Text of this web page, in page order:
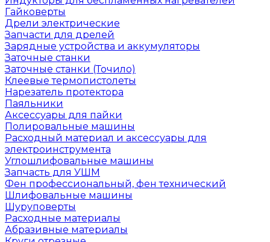
Гайковерты
Дрели электрические
Запчасти для дрелей
Зарядные устройства и аккумуляторы
Заточные станки
Заточные станки (Точило)
Клеевые термопистолеты
Нарезатель протектора
Паяльники
Аксессуары для пайки
Полировальные машины
Расходный материал и аксессуары для
электроинструмента
Углошлифовальные машины
Запчасть для УШМ
Фен профессиональный, фен технический
Шлифовальные машины
Шуруповерты
Расходные материалы
Абразивные материалы